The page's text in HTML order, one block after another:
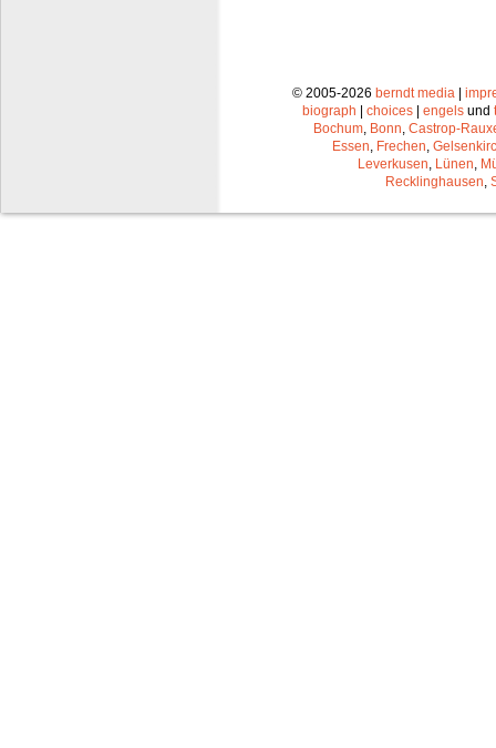
© 2005-2026 berndt media |
biograph | choices | engels und
Bochum Bonn Castrop-
Essen Frechen
Leverkusen Lünen
Recklinghausen